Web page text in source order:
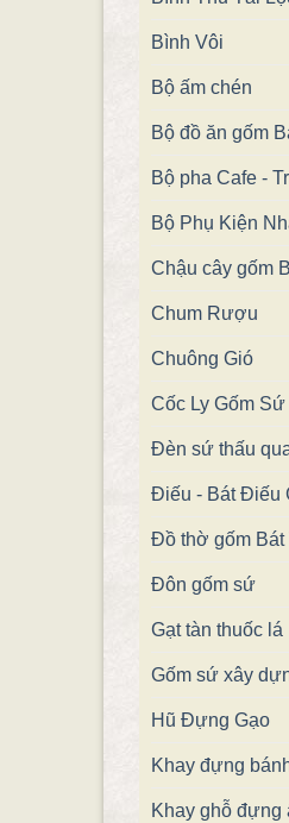
Bình Vôi
Bộ ấm chén
Bộ đồ ăn gốm
Bộ pha Cafe -
Bộ Phụ Kiện
Chậu cây gốm
Chum Rượu
Chuông Gió
Cốc Ly Gốm Sứ
Đèn sứ thấu
Điếu - Bát Điếu
Đồ thờ gốm Bát
Đôn gốm sứ
Gạt tàn thuốc lá
Gốm sứ xây
Hũ Đựng Gạo
Khay đựng
Khay ghỗ đựng